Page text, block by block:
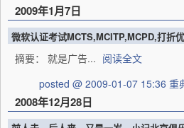
2009年1月7日
微软认证考试MCTS,MCITP,MCPD,打折
摘要： 就是广告... 阅读全文
posted @ 2009-01-07 15:36 重
2008年12月28日